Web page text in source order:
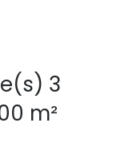
chambre(s) 100 m²